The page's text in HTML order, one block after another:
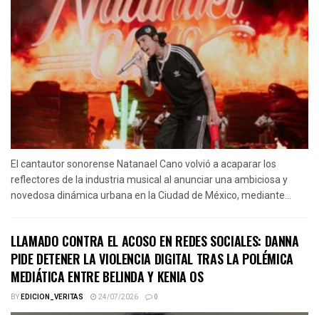
El cantautor sonorense Natanael Cano volvió a acaparar los
reflectores de la industria musical al anunciar una ambiciosa y
novedosa dinámica urbana en la Ciudad de México, mediante...
LLAMADO CONTRA EL ACOSO EN REDES SOCIALES: DANNA
PIDE DETENER LA VIOLENCIA DIGITAL TRAS LA POLÉMICA
MEDIÁTICA ENTRE BELINDA Y KENIA OS
BYEDICION_VERITAS 24/07/2026 0